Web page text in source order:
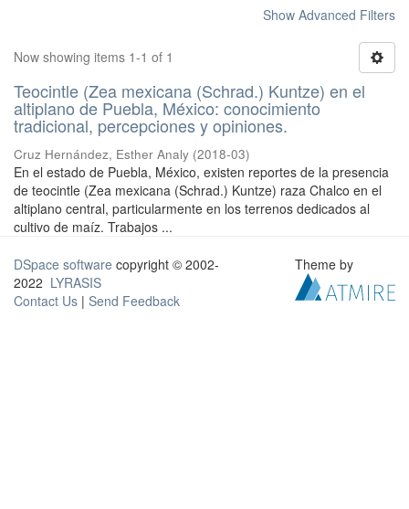
Show Advanced Filters
Now showing items 1-1 of 1
Teocintle (Zea mexicana (Schrad.) Kuntze) en el
altiplano de Puebla, México: conocimiento
tradicional, percepciones y opiniones.
Cruz Hernández, Esther Analy (2018-03)
En el estado de Puebla, México, existen reportes de la presencia
de teocintle (Zea mexicana (Schrad.) Kuntze) raza Chalco en el
altiplano central, particularmente en los terrenos dedicados al
cultivo de maíz. Trabajos ...
DSpace software copyright © 2002-
2022 LYRASIS
Contact Us | Send Feedback
Theme by